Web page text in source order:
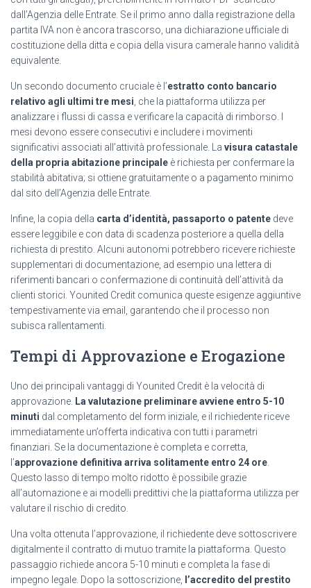
dall’Agenzia delle Entrate. Se il primo anno dalla registrazione della
partita IVA non è ancora trascorso, una dichiarazione ufficiale di
costituzione della ditta e copia della visura camerale hanno validità
equivalente.
Un secondo documento cruciale è l’estratto conto bancario
relativo agli ultimi tre mesi , che la piattaforma utilizza per
analizzare i flussi di cassa e verificare la capacità di rimborso. I
mesi devono essere consecutivi e includere i movimenti
significativi associati all’attività professionale. La visura catastale
della propria abitazione principale è richiesta per confermare la
stabilità abitativa; si ottiene gratuitamente o a pagamento minimo
dal sito dell’Agenzia delle Entrate.
Infine, la copia della carta d’identità, passaporto o patente deve
essere leggibile e con data di scadenza posteriore a quella della
richiesta di prestito. Alcuni autonomi potrebbero ricevere richieste
supplementari di documentazione, ad esempio una lettera di
riferimenti bancari o confermazione di continuità dell’attività da
clienti storici. Younited Credit comunica queste esigenze aggiuntive
tempestivamente via email, garantendo che il processo non
subisca rallentamenti.
Tempi di Approvazione e Erogazione
Uno dei principali vantaggi di Younited Credit è la velocità di
approvazione. La valutazione preliminare avviene entro 5-10
minuti dal completamento del form iniziale, e il richiedente riceve
immediatamente un’offerta indicativa con tutti i parametri
finanziari. Se la documentazione è completa e corretta,
l’approvazione definitiva arriva solitamente entro 24 ore
Questo lasso di tempo molto ridotto è possibile grazie
all’automazione e ai modelli predittivi che la piattaforma utilizza per
valutare il rischio di credito.
Una volta ottenuta l’approvazione, il richiedente deve sottoscrivere
digitalmente il contratto di mutuo tramite la piattaforma. Questo
passaggio richiede ancora 5-10 minuti e completa la fase di
impegno legale. Dopo la sottoscrizione,
l’accredito del prestito